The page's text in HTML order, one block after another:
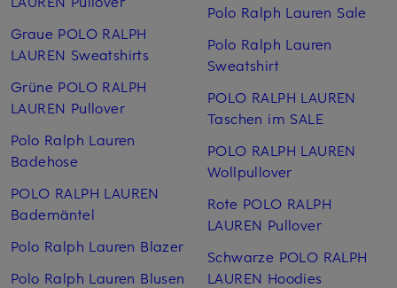
Graue POLO RALPH
LAUREN Sweatshirts
Grüne POLO RALPH
LAUREN Pullover
Polo Ralph Lauren
Badehose
POLO RALPH LAUREN
Bademäntel
Polo Ralph Lauren Blazer
Polo Ralph Lauren Blusen
Polo Ralph Lauren Sale
Polo Ralph Lauren
Sweatshirt
POLO RALPH LAUREN
Taschen im SALE
POLO RALPH LAUREN
Wollpullover
Rote POLO RALPH
LAUREN Pullover
Schwarze POLO RALPH
LAUREN Hoodies